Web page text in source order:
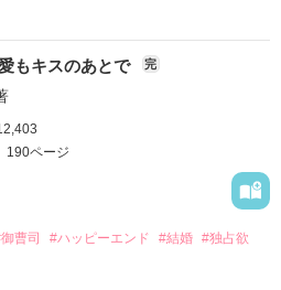
った哲平は
と真っ直ぐに告げてきた。
という気持ちを隠すことなく
ストーカー被害に
を提案してきて――。
場でうまくいかなかった梅田美
いたところ、日本人美青年と出会
の関係となる。
ワンナイトした美青年と再会。
閥御曹司にも関わらず、一族を離
家、社内でも冷徹だと評判な社長
だ――！
係を命じられた美桜は、猫の世
の関係となってしまい――？
もキスのあとで 完
190ページ
曹司 #ハッピーエンド #結婚 #独占欲